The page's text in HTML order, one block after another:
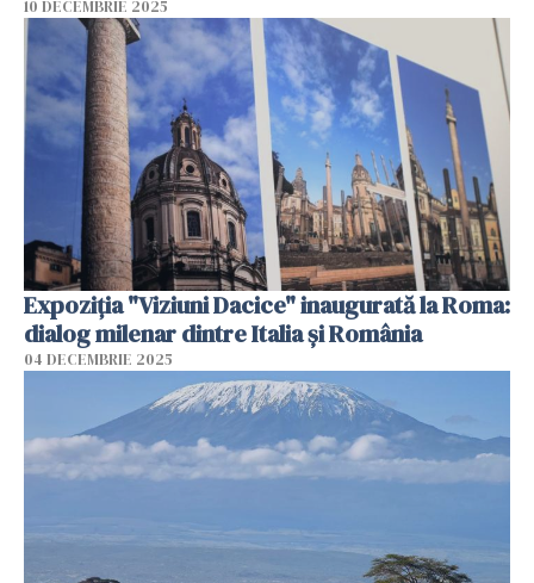
10 DECEMBRIE 2025
Expoziția "Viziuni Dacice" inaugurată la Roma:
dialog milenar dintre Italia și România
04 DECEMBRIE 2025